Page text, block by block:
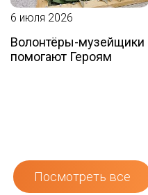
6 июля 2026
Волонтёры-музейщики
помогают Героям
Посмотреть все